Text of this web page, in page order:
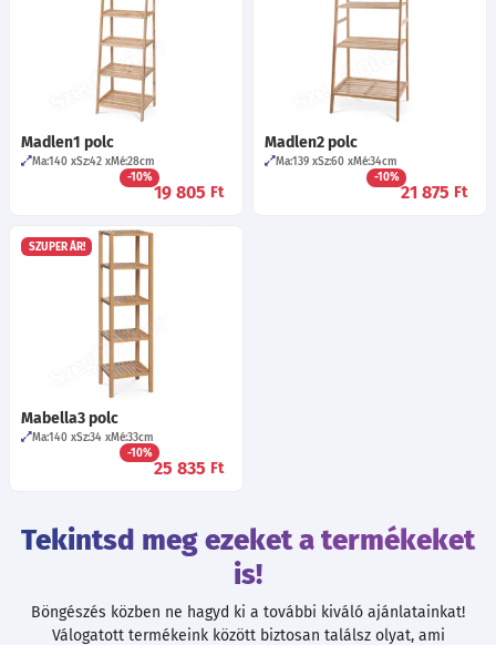
Madlen1 polc
Ma:140 Sz:42 Mé:28cm
-10%
19 805 Ft
Madlen2 polc
Ma:139 Sz:60 Mé:34cm
-10%
21 875 Ft
SZUPER ÁR!
Mabella3 polc
Ma:140 Sz:34 Mé:33cm
-10%
25 835 Ft
Tekintsd meg ezeket a termékeket
is!
Böngészés közben ne hagyd ki a további kiváló ajánlatainkat!
Válogatott termékeink között biztosan találsz olyat, ami